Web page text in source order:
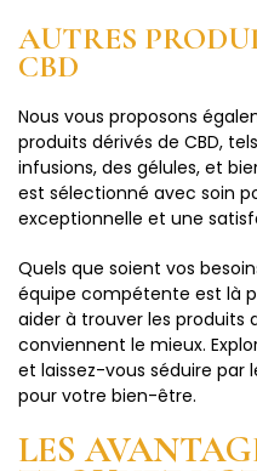
AUTRES
CBD
Nous vous proposons
produits dérivés de CBD,
infusions, des gélules, et
est sélectionné avec soin
exceptionnelle et une
Quels que soient vos
équipe compétente est là
aider à trouver les produits
conviennent le mieux.
et laissez-vous séduire par
pour votre bien-être.
LES